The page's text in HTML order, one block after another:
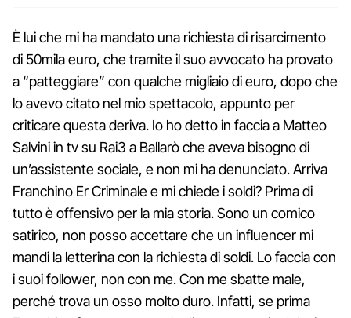
È lui che mi ha mandato una richiesta di risarcimento
di 50mila euro, che tramite il suo avvocato ha provato
a “patteggiare” con qualche migliaio di euro, dopo che
lo avevo citato nel mio spettacolo, appunto per
criticare questa deriva. Io ho detto in faccia a Matteo
Salvini in tv su Rai3 a Ballarò che aveva bisogno di
un’assistente sociale, e non mi ha denunciato. Arriva
Franchino Er Criminale e mi chiede i soldi? Prima di
tutto è offensivo per la mia storia. Sono un comico
satirico, non posso accettare che un influencer mi
mandi la letterina con la richiesta di soldi. Lo faccia con
i suoi follower, non con me. Con me sbatte male,
perché trova un osso molto duro. Infatti, se prima